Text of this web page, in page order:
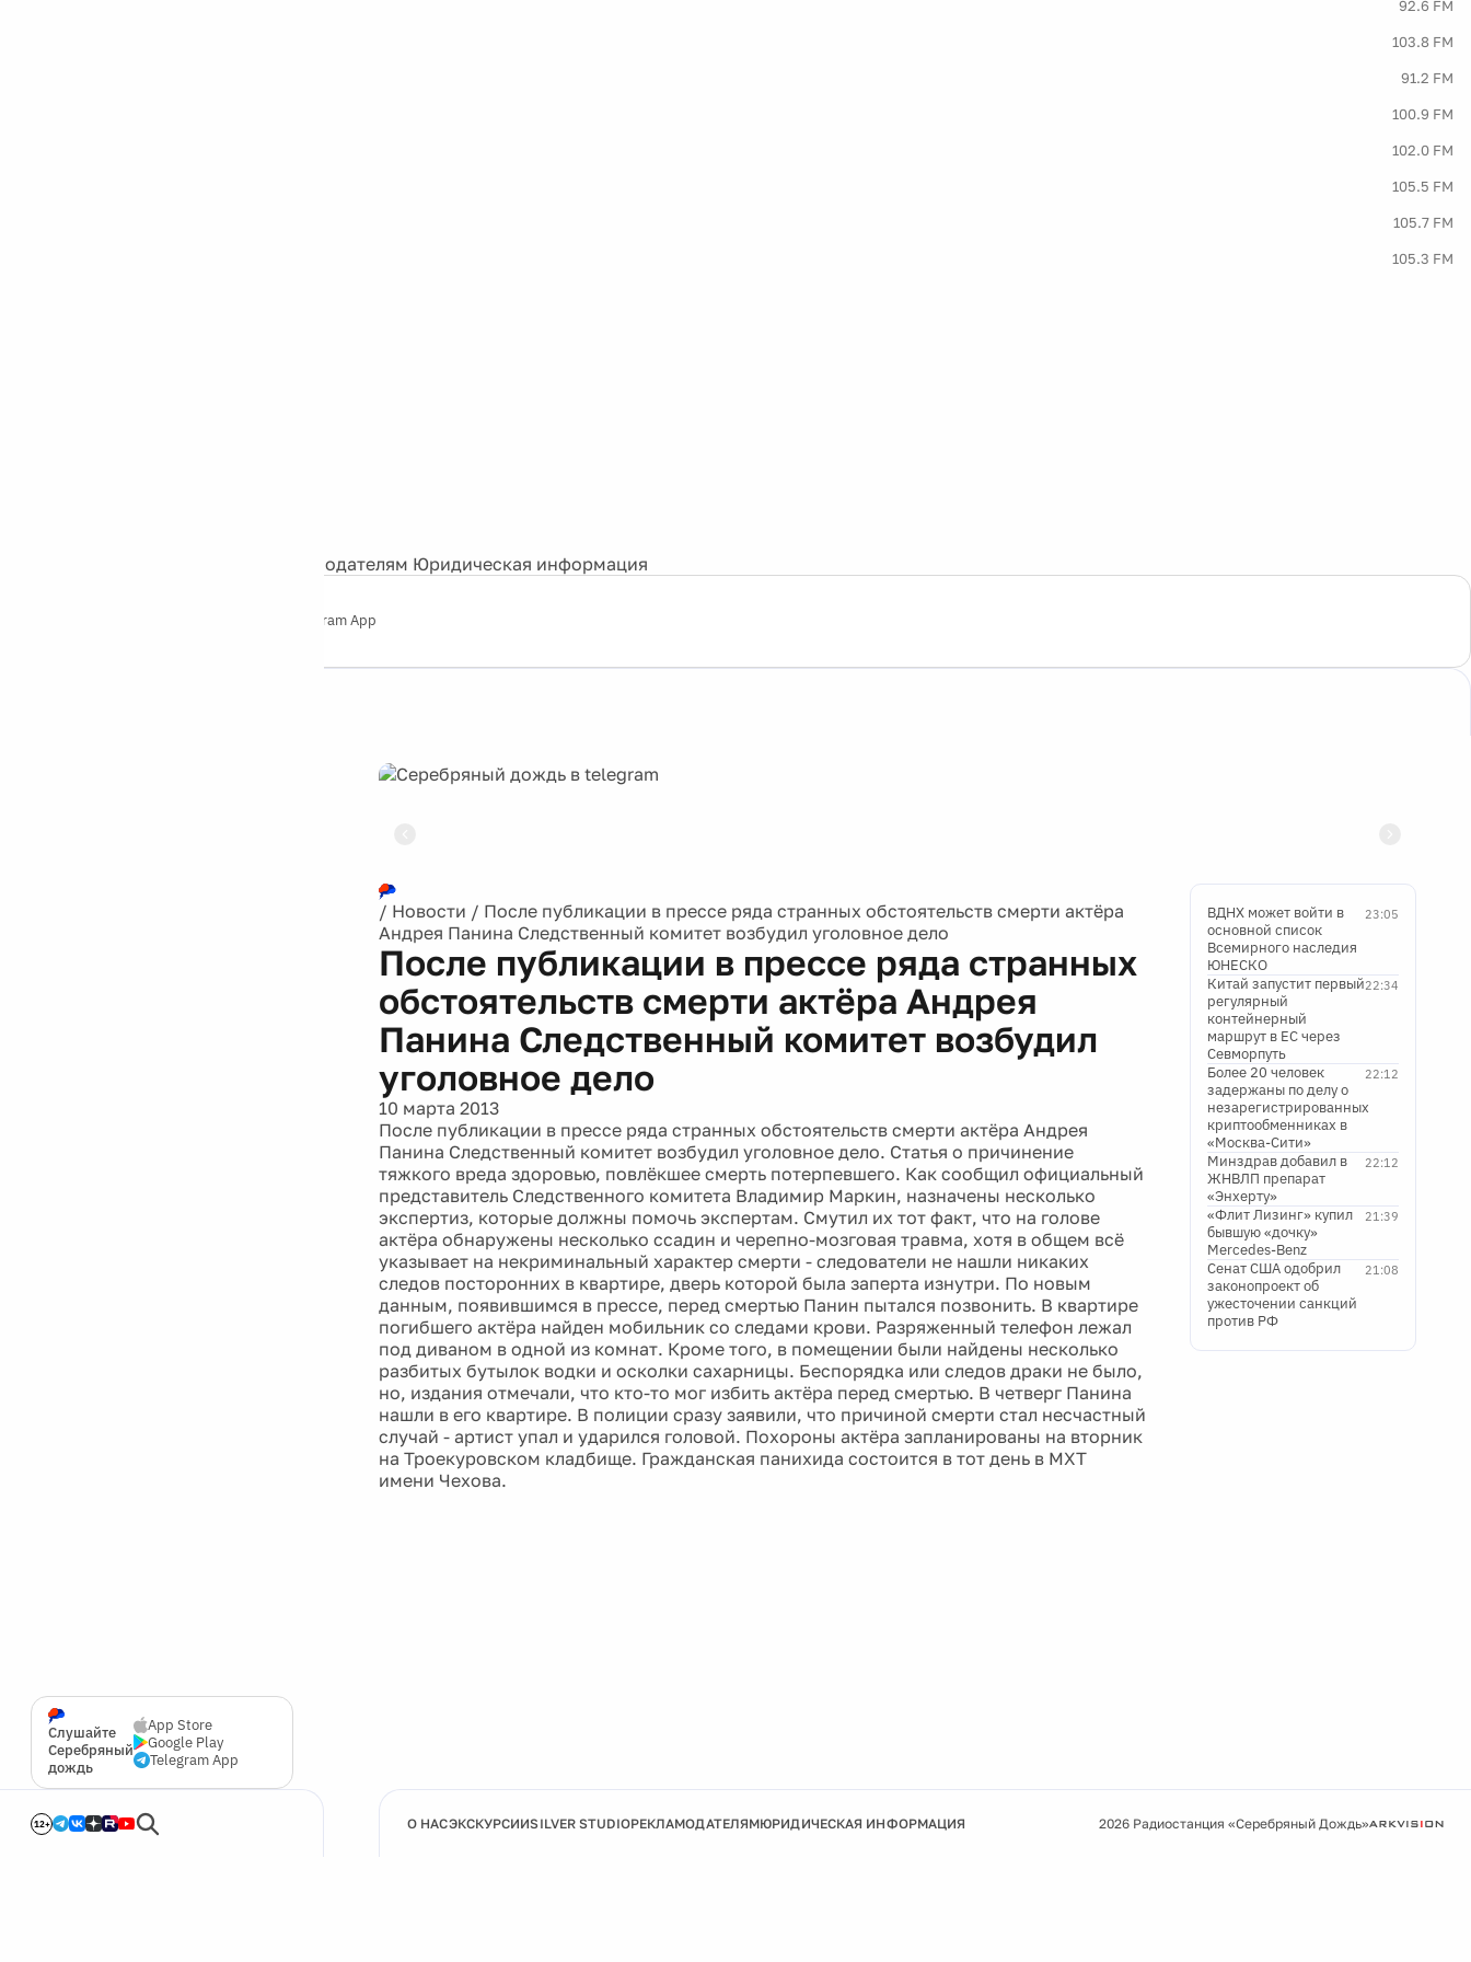
92.6 FM
103.8 FM
91.2 FM
100.9 FM
102.0 FM
105.5 FM
105.7 FM
105.3 FM
Рекламодателям Юридическая информация
Telegram App
Слушайте
Серебряный
дождь
App Store
Google Play
Telegram App
12+
/ Новости / После публикации в прессе ряда странных обстоятельств смерти актёра
Андрея Панина Следственный комитет возбудил уголовное дело
После публикации в прессе ряда странных
обстоятельств смерти актёра Андрея
Панина Следственный комитет возбудил
уголовное дело
10 марта 2013
После публикации в прессе ряда странных обстоятельств смерти актёра Андрея
Панина Следственный комитет возбудил уголовное дело. Статья о причинение
тяжкого вреда здоровью, повлёкшее смерть потерпевшего. Как сообщил официальный
представитель Следственного комитета Владимир Маркин, назначены несколько
экспертиз, которые должны помочь экспертам. Смутил их тот факт, что на голове
актёра обнаружены несколько ссадин и черепно-мозговая травма, хотя в общем всё
указывает на некриминальный характер смерти - следователи не нашли никаких
следов посторонних в квартире, дверь которой была заперта изнутри. По новым
данным, появившимся в прессе, перед смертью Панин пытался позвонить. В квартире
погибшего актёра найден мобильник со следами крови. Разряженный телефон лежал
под диваном в одной из комнат. Кроме того, в помещении были найдены несколько
разбитых бутылок водки и осколки сахарницы. Беспорядка или следов драки не было,
но, издания отмечали, что кто-то мог избить актёра перед смертью. В четверг Панина
нашли в его квартире. В полиции сразу заявили, что причиной смерти стал несчастный
случай - артист упал и ударился головой. Похороны актёра запланированы на вторник
на Троекуровском кладбище. Гражданская панихида состоится в тот день в МХТ
имени Чехова.
23:05
ВДНХ может войти в
основной список
Всемирного наследия
ЮНЕСКО
22:34
Китай запустит первый
регулярный
контейнерный
маршрут в ЕС через
Севморпуть
22:12
Более 20 человек
задержаны по делу о
незарегистрированных
криптообменниках в
«Москва-Сити»
22:12
Минздрав добавил в
ЖНВЛП препарат
«Энхерту»
21:39
«Флит Лизинг» купил
бывшую «дочку»
Mercedes-Benz
21:08
Сенат США одобрил
законопроект об
ужесточении санкций
против РФ
О НАСЭКСКУРСИИSILVER STUDIOРЕКЛАМОДАТЕЛЯМЮРИДИЧЕСКАЯ ИНФОРМАЦИЯ 2026 Радиостанция «Серебряный Дождь»